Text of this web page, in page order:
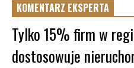
KOMENTARZ EKSPERTA
Tylko 15% firm w
dostosowuje